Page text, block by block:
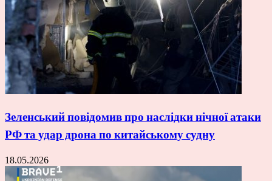
Зеленський повідомив про наслідки нічної атаки
РФ та удар дрона по китайському судну
18.05.2026